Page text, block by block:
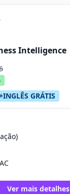
Intelligence
GRÁTIS
Ver mais detalhes